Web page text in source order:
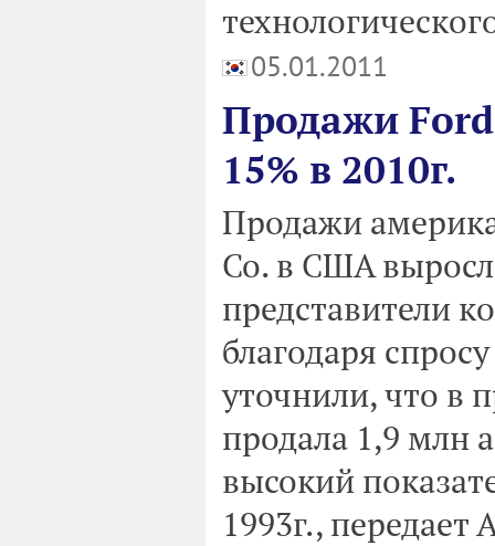
05.01.2011
Продажи
15% в 2010г.
Продажи
Co. в США
представители
благодаря
уточнили, что в
продала 1,9 млн
высокий
1993г., передает